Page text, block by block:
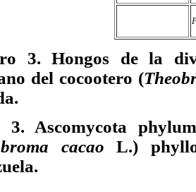
3. Hongos de la
del cocootero (
3. Ascomycota
cacao L.)